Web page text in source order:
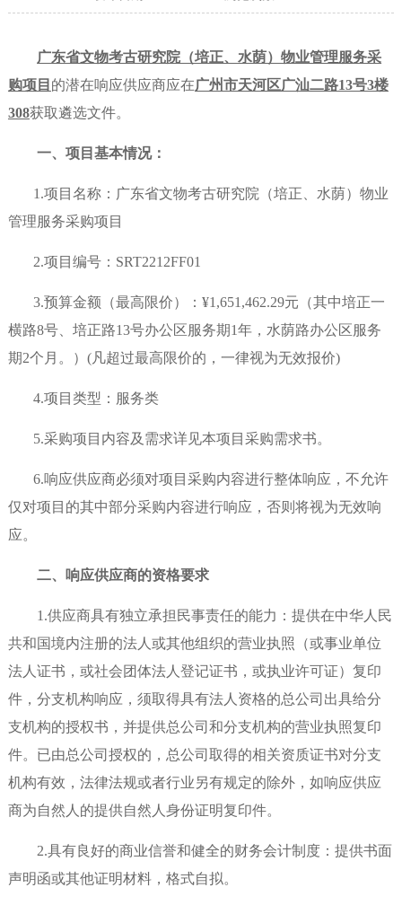
广东省文物考古研究院（培正、水荫）物业管理服务采
购项目 的潜在响应供应商应在广州市天河区广汕二路13号3楼
308获取遴选文件。
一、项目基本情况：
1.项目名称：广东省文物考古研究院（培正、水荫）物业
管理服务采购项目
2.项目编号：SRT2212FF01
3.预算金额（最高限价）：¥1,651,462.29元（其中培正一
横路8号、培正路13号办公区服务期1年，水荫路办公区服务
期2个月。）(凡超过最高限价的，一律视为无效报价)
4.项目类型：服务类
5.采购项目内容及需求详见本项目采购需求书。
6.响应供应商必须对项目采购内容进行整体响应，不允许
仅对项目的其中部分采购内容进行响应，否则将视为无效响
应。
二、响应供应商的资格要求
1.供应商具有独立承担民事责任的能力：提供在中华人民
共和国境内注册的法人或其他组织的营业执照（或事业单位
法人证书，或社会团体法人登记证书，或执业许可证）复印
件，分支机构响应，须取得具有法人资格的总公司出具给分
支机构的授权书，并提供总公司和分支机构的营业执照复印
件。已由总公司授权的，总公司取得的相关资质证书对分支
机构有效，法律法规或者行业另有规定的除外，如响应供应
商为自然人的提供自然人身份证明复印件。
2.具有良好的商业信誉和健全的财务会计制度：提供书面
声明函或其他证明材料，格式自拟。